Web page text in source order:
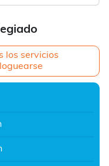
los servicios